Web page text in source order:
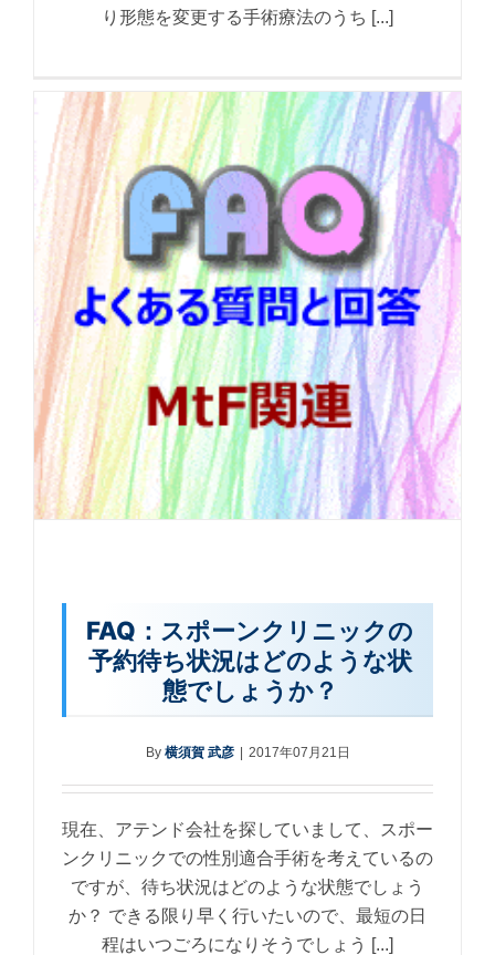
り形態を変更する手術療法のうち [...]
FAQ：スポーンクリニックの
予約待ち状況はどのような状
態でしょうか？
By 横須賀 武彦 | 2017年07月21日
現在、アテンド会社を探していまして、スポー
ンクリニックでの性別適合手術を考えているの
ですが、待ち状況はどのような状態でしょう
か？ できる限り早く行いたいので、最短の日
程はいつごろになりそうでしょう [...]